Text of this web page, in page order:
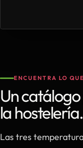
ENCUENTRA LO
Un
la hostelería.
Las tres